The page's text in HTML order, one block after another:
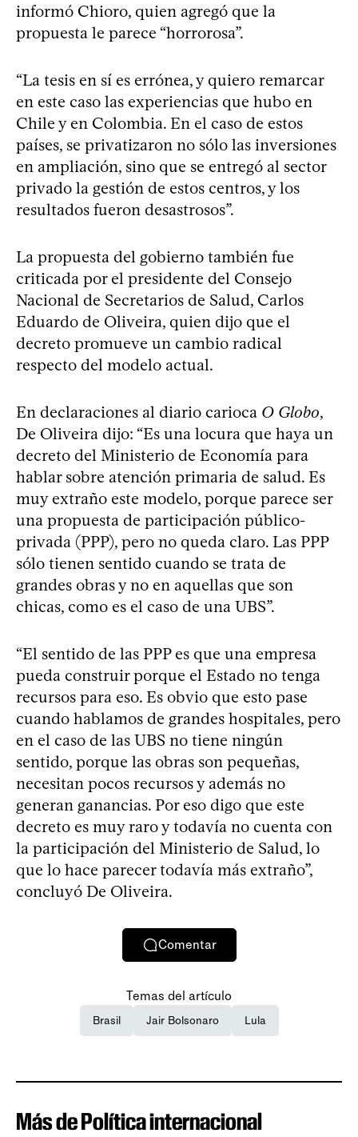
informó Chioro, quien agregó que la
propuesta le parece “horrorosa”.
“La tesis en sí es errónea, y quiero remarcar
en este caso las experiencias que hubo en
Chile y en Colombia. En el caso de estos
países, se privatizaron no sólo las inversiones
en ampliación, sino que se entregó al sector
privado la gestión de estos centros, y los
resultados fueron desastrosos”.
La propuesta del gobierno también fue
criticada por el presidente del Consejo
Nacional de Secretarios de Salud, Carlos
Eduardo de Oliveira, quien dijo que el
decreto promueve un cambio radical
respecto del modelo actual.
En declaraciones al diario carioca O Globo,
De Oliveira dijo: “Es una locura que haya un
decreto del Ministerio de Economía para
hablar sobre atención primaria de salud. Es
muy extraño este modelo, porque parece ser
una propuesta de participación público-
privada (PPP), pero no queda claro. Las PPP
sólo tienen sentido cuando se trata de
grandes obras y no en aquellas que son
chicas, como es el caso de una UBS”.
“El sentido de las PPP es que una empresa
pueda construir porque el Estado no tenga
recursos para eso. Es obvio que esto pase
cuando hablamos de grandes hospitales, pero
en el caso de las UBS no tiene ningún
sentido, porque las obras son pequeñas,
necesitan pocos recursos y además no
generan ganancias. Por eso digo que este
decreto es muy raro y todavía no cuenta con
la participación del Ministerio de Salud, lo
que lo hace parecer todavía más extraño”,
concluyó De Oliveira.
Comentar
Temas del artículo
Brasil Jair Bolsonaro Lula
Más de Política internacional